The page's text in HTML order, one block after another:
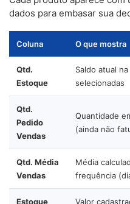
dados para embasar sua
Coluna O que mostra
Qtd.
Estoque
Saldo atual
selecionadas
Qtd.
Pedido
Vendas
Quantidade
(ainda não
Qtd. Média
Vendas
Média
frequência
Estoque
Valor